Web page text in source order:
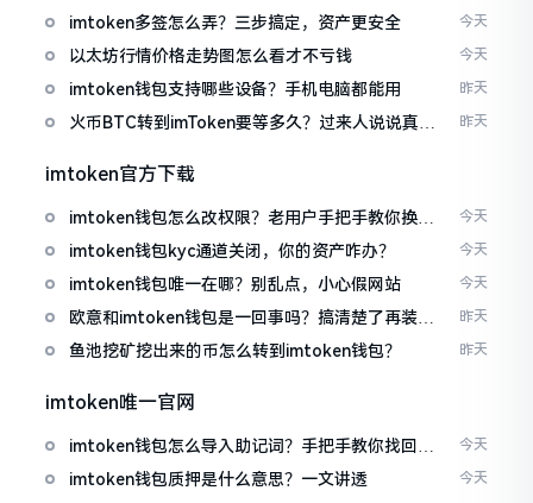
imtoken多签怎么弄？三步搞定，资产更安全 今天
以太坊行情价格走势图怎么看才不亏钱 今天
imtoken钱包支持哪些设备？手机电脑都能用 昨天
火币BTC转到imToken要等多久？过来人说说真实
昨天
imtoken官方下载
imtoken钱包怎么改权限？老用户手把手教你换主
人
今天
imtoken钱包kyc通道关闭，你的资产咋办？ 今天
imtoken钱包唯一在哪？别乱点，小心假网站 今天
欧意和imtoken钱包是一回事吗？搞清楚了再装钱
包
昨天
鱼池挖矿挖出来的币怎么转到imtoken钱包？ 昨天
imtoken唯一官网
imtoken钱包怎么导入助记词？手把手教你找回资
产
今天
imtoken钱包质押是什么意思？一文讲透 今天